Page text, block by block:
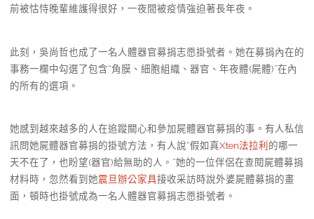
前被怙恃晚輩維護得很好，一夜間被疫情強迫著長年夜。
此刻，吳尚哲也成了一名人體器官募捐志愿掛號者。她在募捐內在的
事務一欄中勾選了包含“角膜、細胞組織、器官、年夜體(屍體)”在內
的所有的選項。
她感到越來越多的人在追蹤關心和參加屍體器官募捐的事。有人私信
訊問她屍體器官募捐的掛號方法，有人說“假如真Xten法拉利 的哪一
天不在了，也盼望(器官)給無助的人。”她的一位伴侶在查閱屍體募捐
材料時，忽然看到她震旦辦公家具接收采訪時說外婆屍體募捐的畫
面，頓時也掛號成為一名人體器官募捐志愿掛號者。